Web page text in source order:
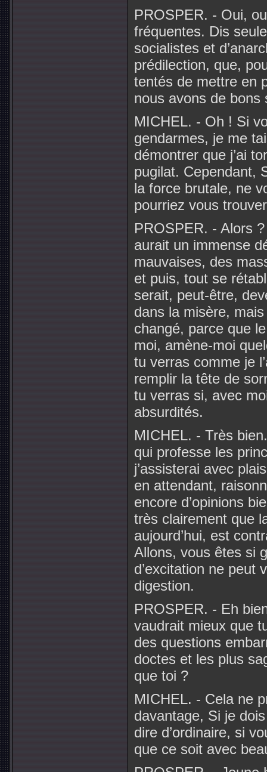
PROSPER. - Oui,
fréquentes. Dis
socialistes et
prédilection, que,
tentés de mettre en
nous avons de bons
MICHEL. - Oh ! Si
gendarmes, je me
démontrer que j’ai
pugilat. Cependant,
la force brutale, ne
pourriez vous
PROSPER. - Alors
aurait un immense
mauvaises, des
et puis, tout se
serait, peut-être,
dans la misère,
changé, parce que
moi, amène-moi
tu verras comme je
remplir la tête de
tu verras si, avec
absurdités.
MICHEL. - Très
qui professe les
j’assisterai avec
en attendant,
encore d’opinions
très clairement que
aujourd’hui, est
Allons, vous êtes si
d’excitation ne peut
digestion.
PROSPER. - Eh
vaudrait mieux que
des questions
doctes et les plus
que toi ?
MICHEL. - Cela ne
davantage, Si je
dire d’ordinaire, si
que ce soit avec